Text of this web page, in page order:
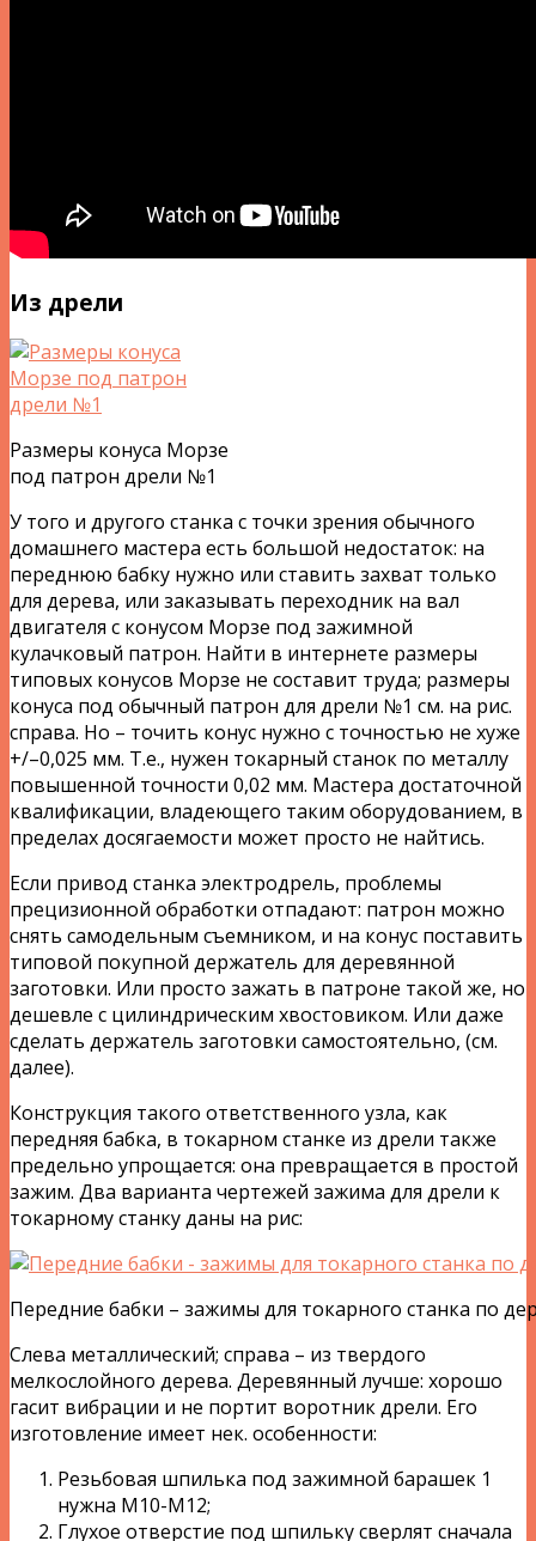
Из дрели
Размеры конуса Морзе
под патрон дрели №1
У того и другого станка с точки зрения обычного
домашнего мастера есть большой недостаток: на
переднюю бабку нужно или ставить захват только
для дерева, или заказывать переходник на вал
двигателя с конусом Морзе под зажимной
кулачковый патрон. Найти в интернете размеры
типовых конусов Морзе не составит труда; размеры
конуса под обычный патрон для дрели №1 см. на рис.
справа. Но – точить конус нужно с точностью не хуже
+/–0,025 мм. Т.е., нужен токарный станок по металлу
повышенной точности 0,02 мм. Мастера достаточной
квалификации, владеющего таким оборудованием, в
пределах досягаемости может просто не найтись.
Если привод станка электродрель, проблемы
прецизионной обработки отпадают: патрон можно
снять самодельным съемником, и на конус поставить
типовой покупной держатель для деревянной
заготовки. Или просто зажать в патроне такой же, но
дешевле с цилиндрическим хвостовиком. Или даже
сделать держатель заготовки самостоятельно, (см.
далее).
Конструкция такого ответственного узла, как
передняя бабка, в токарном станке из дрели также
предельно упрощается: она превращается в простой
зажим. Два варианта чертежей зажима для дрели к
токарному станку даны на рис:
Передние бабки – зажимы для токарного станка по
Слева металлический; справа – из твердого
мелкослойного дерева. Деревянный лучше: хорошо
гасит вибрации и не портит воротник дрели. Его
изготовление имеет нек. особенности:
Резьбовая шпилька под зажимной барашек 1
нужна М10-М12;
Глухое отверстие под шпильку сверлят сначала